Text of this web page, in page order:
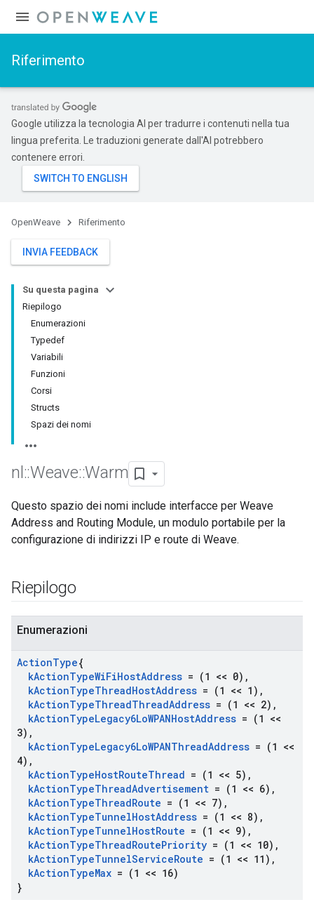
Riferimento
Google utilizza la tecnologia AI per tradurre i contenuti nella tua
lingua preferita. Le traduzioni generate dall'AI potrebbero
contenere errori.
OpenWeave Riferimento
INVIA FEEDBACK
Su questa pagina
Riepilogo
Enumerazioni
Typedef
Variabili
Funzioni
Corsi
Structs
Spazi dei nomi
nl ::Weave::Warm
Questo spazio dei nomi include interfacce per Weave
Address and Routing Module, un modulo portabile per la
configurazione di indirizzi IP e route di Weave.
Riepilogo
Enumerazioni
ActionType{
kActionTypeWiFiHostAddress = (1 << 0) ,
kActionTypeThreadHostAddress = (1 << 1) ,
kActionTypeThreadThreadAddress = (1 << 2) ,
kActionTypeLegacy6LoWPANHostAddress = (1 <<
3) ,
kActionTypeLegacy6LoWPANThreadAddress = (1 <<
4) ,
kActionTypeHostRouteThread = (1 << 5) ,
kActionTypeThreadAdvertisement = (1 << 6) ,
kActionTypeThreadRoute = (1 << 7) ,
kActionTypeTunnelHostAddress = (1 << 8) ,
kActionTypeTunnelHostRoute = (1 << 9) ,
kActionTypeThreadRoutePriority = (1 << 10) ,
kActionTypeTunnelServiceRoute = (1 << 11) ,
kActionTypeMax = (1 << 16)
}